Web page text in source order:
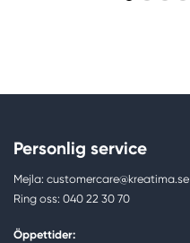
Personlig service
Mejla: customercare@kreatima.se
Ring oss: 040 22 30 70
Öppettider: